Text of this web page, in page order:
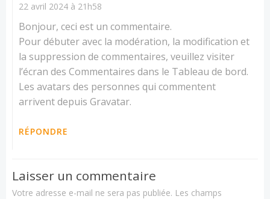
22 avril 2024 à 21h58
Bonjour, ceci est un commentaire.
Pour débuter avec la modération, la modification et
la suppression de commentaires, veuillez visiter
l’écran des Commentaires dans le Tableau de bord.
Les avatars des personnes qui commentent
arrivent depuis Gravatar.
RÉPONDRE
Laisser un commentaire
Votre adresse e-mail ne sera pas publiée. Les champs